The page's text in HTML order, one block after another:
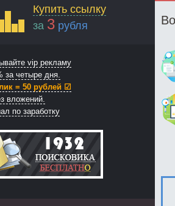
Купить ссылку
за 3 рубля
vip рекламу
за четыре дня.
= 50 рублей ☑
вложений.
по заработку